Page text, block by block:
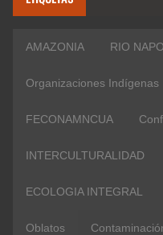
AMAZONIA RIO NAPO
Organizaciones Indígenas
FECONAMNCUA
INTERCULTURALIDAD
ECOLOGIA INTEGRAL
Oblatos